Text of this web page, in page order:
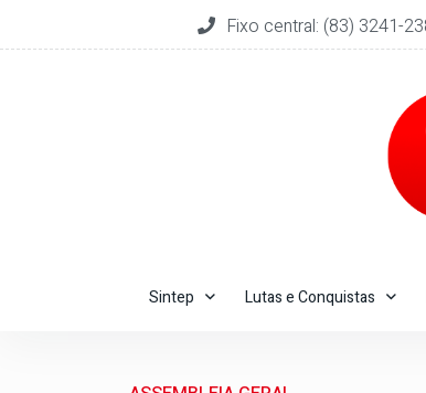
Fixo central: (83) 3241-
Sintep Lutas e Conquistas